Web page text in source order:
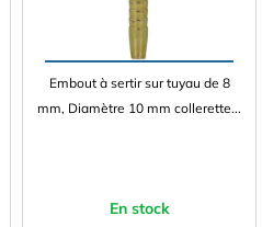
Embout à sertir sur tuyau de 8
mm, Diamètre 10 mm collerette...
En stock